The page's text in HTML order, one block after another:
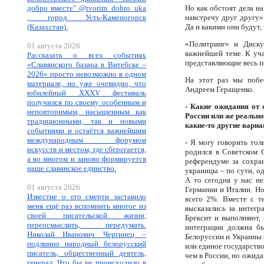
добро вместе" @tvorim_dobro_uka
, город Усть-Каменогорск
(Казахстан).
01 августа 2026
Рассказать о всех событиях
«Славянского базара в Витебске –
2026» просто невозможно в одном
материале, но уже очевидно, что
юбилейный XXXV фестиваль
получился по своему особенным и
неповторимым, насыщенным как
традиционными, так и новыми
событиями и остаётся важнейшим
международным форумом
искусств и местом, где сберегается,
а во многом и заново формируется
наше славянское единство.
01 августа 2026
Известие о его смерти заставило
меня ещё раз вспомнить многое из
своей писательской жизни,
переосмыслить, передумать.
Николай Иванович Чергинец –
подлинно народный белорусский
писатель, общественный деятель,
Но как обстоят дела
навстречу друг
Да и какими они
«Политринг» и
важнейшей теме. К
представляющие весь
На этот раз мы
Андреем Геращенко.
- Какие ожидания от
России или же
какие-то другие
- Я могу говорить
родился в Советском
референдуме за
украинцы – по сути,
А то сегодня у нас
Германии и Италии.
всего 2%. Вместе с
высказались за
Брексит и выполняют,
интеграции должна
Белоруссии и Украины
или единое
чем в России, но